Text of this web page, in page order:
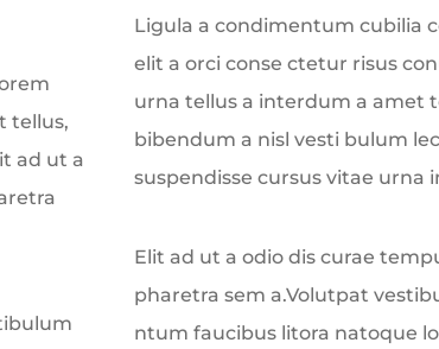
tellus,
ad ut a
Ligula a condimentum cubilia
elit a orci conse ctetur risus
urna tellus a interdum a amet
bibendum a nisl vesti bulum
suspendisse cursus vitae urna
Elit ad ut a odio dis curae
pharetra sem a.Volutpat
ntum faucibus litora natoque